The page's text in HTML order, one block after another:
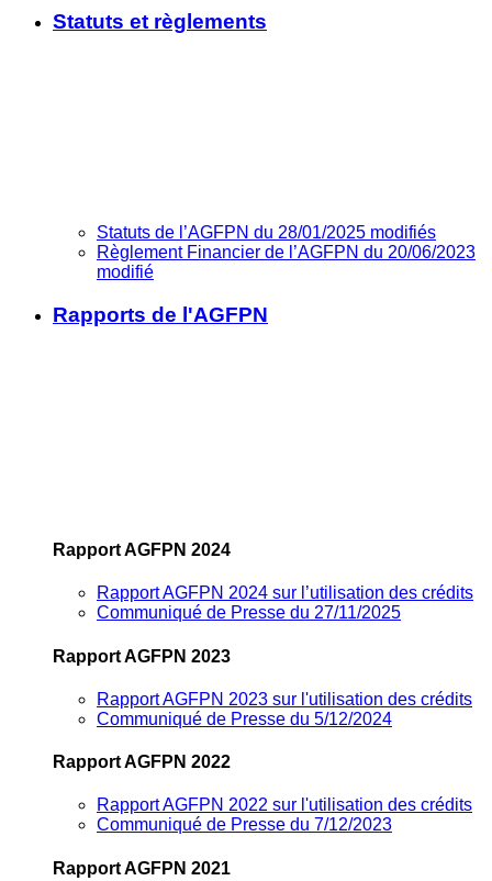
Statuts et règlements
Statuts de l’AGFPN du 28/01/2025 modifiés
Règlement Financier de l’AGFPN du 20/06/2023
modifié
Rapports de l'AGFPN
Rapport AGFPN 2024
Rapport AGFPN 2024 sur l’utilisation des crédits
Communiqué de Presse du 27/11/2025
Rapport AGFPN 2023
Rapport AGFPN 2023 sur l'utilisation des crédits
Communiqué de Presse du 5/12/2024
Rapport AGFPN 2022
Rapport AGFPN 2022 sur l'utilisation des crédits
Communiqué de Presse du 7/12/2023
Rapport AGFPN 2021